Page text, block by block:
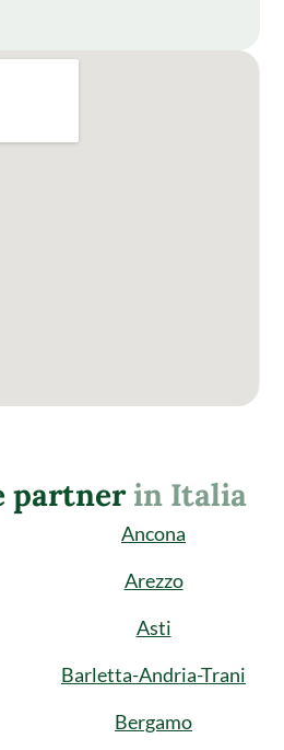
partnerin Italia
Ancona
Arezzo
Asti
Barletta-Andria-Trani
Bergamo